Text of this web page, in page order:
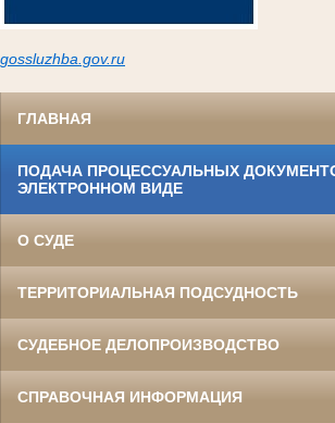
gossluzhba.gov.ru
ГЛАВНАЯ
ПОДАЧА ПРОЦЕССУАЛЬНЫХ
ЭЛЕКТРОННОМ ВИДЕ
О СУДЕ
ТЕРРИТОРИАЛЬНАЯ ПОДСУДНОСТЬ
СУДЕБНОЕ ДЕЛОПРОИЗВОДСТВО
СПРАВОЧНАЯ ИНФОРМАЦИЯ